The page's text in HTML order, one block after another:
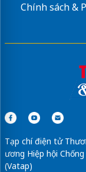
Chính sách &
Tạp chí điện tử
ương Hiệp hội
(Vatap)